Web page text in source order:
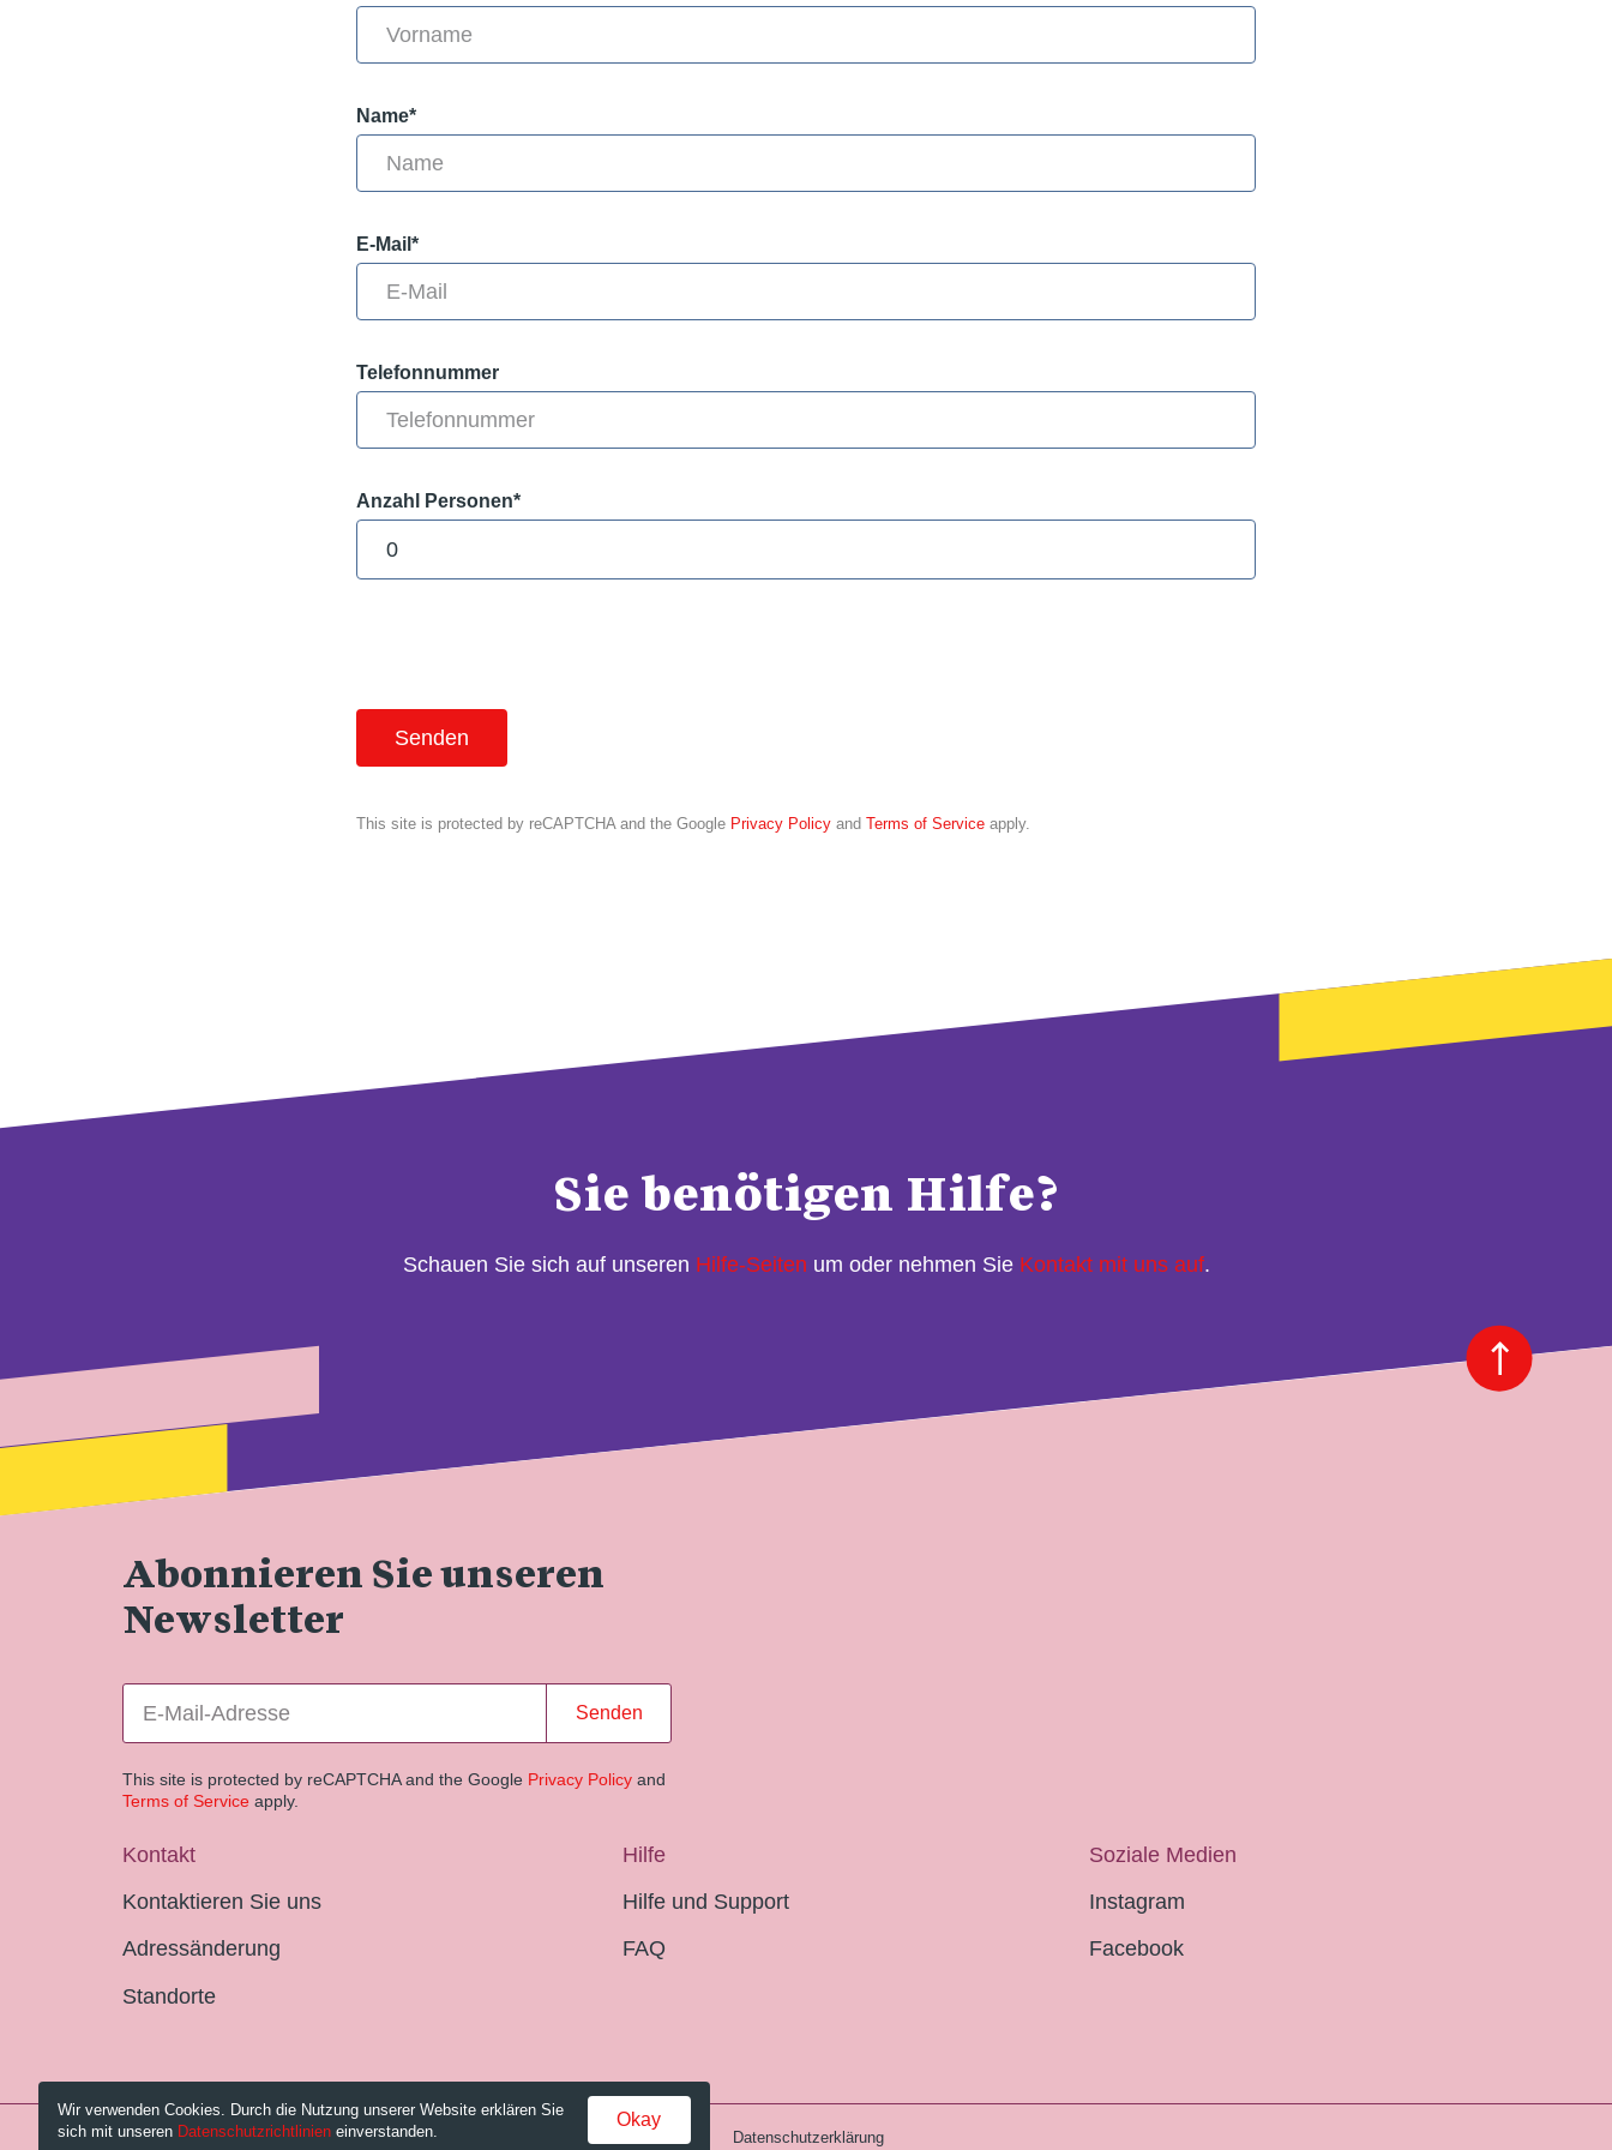
Name*
E-Mail*
Telefonnummer
Anzahl Personen*
Senden
This site is protected by reCAPTCHA and the Google Privacy Policy and Terms of Service apply.
Sie benötigen Hilfe?
Schauen Sie sich auf unseren Hilfe-Seiten um oder nehmen Sie Kontakt mit uns auf.
Abonnieren Sie unseren
Newsletter
Senden
This site is protected by reCAPTCHA and the Google Privacy Policy and
Terms of Service apply.
Kontakt
Kontaktieren Sie uns
Adressänderung
Standorte
Hilfe
Hilfe und Support
FAQ
Soziale Medien
Instagram
Facebook
© 2026 Pestalozzi-Bibliothek Zürich. Impressum Gebühren und AGB Datenschutzerklärung
Wir verwenden Cookies. Durch die Nutzung unserer Website erklären Sie
sich mit unseren Datenschutzrichtlinien einverstanden.
Okay